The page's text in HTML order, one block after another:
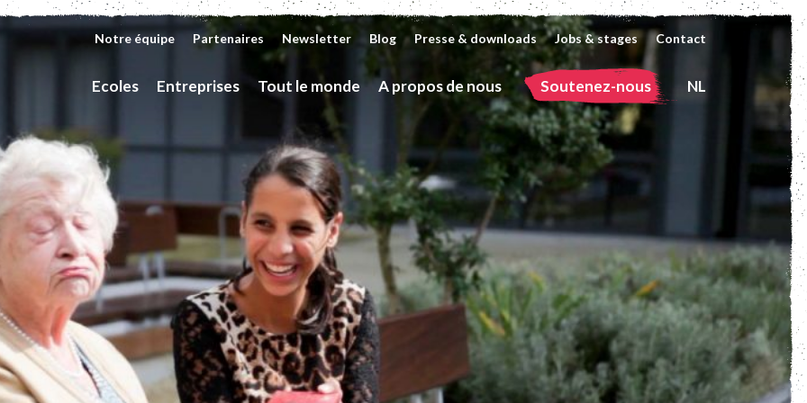
Notre équipe Partenaires Newsletter Blog Presse & downloads Jobs & stages Contact
Ecoles Entreprises Tout le monde A propos de nous Soutenez-nous NL